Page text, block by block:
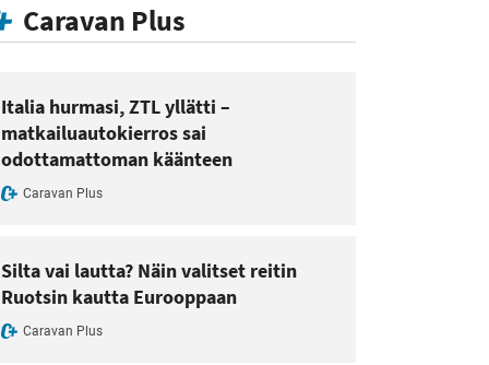
Caravan Plus
Italia hurmasi, ZTL yllätti –
matkailuautokierros sai
odottamattoman käänteen
Caravan Plus
Silta vai lautta? Näin valitset reitin
Ruotsin kautta Eurooppaan
Caravan Plus